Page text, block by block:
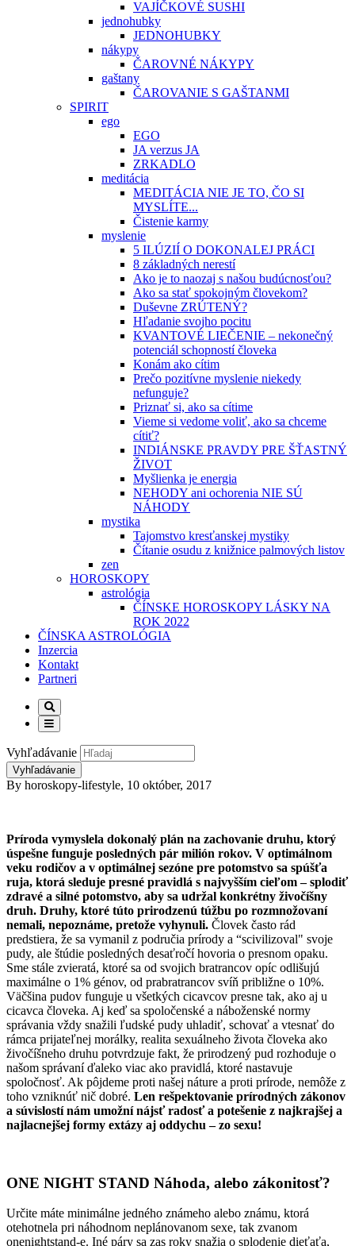
VAJÍČKOVÉ SUSHI
jednohubky
JEDNOHUBKY
nákypy
ČAROVNÉ NÁKYPY
gaštany
ČAROVANIE S GAŠTANMI
SPIRIT
ego
EGO
JA verzus JA
ZRKADLO
meditácia
MEDITÁCIA NIE JE TO, ČO SI
MYSLÍTE...
Čistenie karmy
myslenie
5 ILÚZIÍ O DOKONALEJ PRÁCI
8 základných nerestí
Ako je to naozaj s našou budúcnosťou?
Ako sa stať spokojným človekom?
Duševne ZRÚTENÝ?
Hľadanie svojho pocitu
KVANTOVÉ LIEČENIE – nekonečný
potenciál schopností človeka
Konám ako cítim
Prečo pozitívne myslenie niekedy
nefunguje?
Priznať si, ako sa cítime
Vieme si vedome voliť, ako sa chceme
cítiť?
INDIÁNSKE PRAVDY PRE ŠŤASTNÝ
ŽIVOT
Myšlienka je energia
NEHODY ani ochorenia NIE SÚ
NÁHODY
mystika
Tajomstvo kresťanskej mystiky
Čítanie osudu z knižnice palmových listov
zen
HOROSKOPY
astrológia
ČÍNSKE HOROSKOPY LÁSKY NA
ROK 2022
ČÍNSKA ASTROLÓGIA
Inzercia
Kontakt
Partneri
Vyhľadávanie
By horoskopy-lifestyle, 10 október, 2017
Príroda vymyslela dokonalý plán na zachovanie druhu, ktorý
úspešne funguje posledných pár milión rokov. V optimálnom
veku rodičov a v optimálnej sezóne pre potomstvo sa spúšťa
ruja, ktorá sleduje presné pravidlá s najvyšším cieľom – splodiť
zdravé a silné potomstvo, aby sa udržal konkrétny živočíšny
druh. Druhy, ktoré túto prirodzenú túžbu po rozmnožovaní
nemali, nepoznáme, pretože vyhynuli. Človek často rád
predstiera, že sa vymanil z područia prírody a “scivilizoval" svoje
pudy, ale štúdie posledných desaťročí hovoria o presnom opaku.
Sme stále zvieratá, ktoré sa od svojich bratrancov opíc odlišujú
maximálne o 1% génov, od prabratrancov svíň približne o 10%.
Väčšina pudov funguje u všetkých cicavcov presne tak, ako aj u
cicavca človeka. Aj keď sa spoločenské a náboženské normy
správania vždy snažili ľudské pudy uhladiť, schovať a vtesnať do
rámca prijateľnej morálky, realita sexuálneho života človeka ako
živočíšneho druhu potvrdzuje fakt, že prirodzený pud rozhoduje o
našom správaní ďaleko viac ako pravidlá, ktoré nastavuje
spoločnosť. Ak pôjdeme proti našej náture a proti prírode, nemôže z
toho vzniknúť nič dobré. Len rešpektovanie prírodných zákonov
a súvislostí nám umožní nájsť radosť a potešenie z najkrajšej a
najlacnejšej formy extázy aj oddychu – zo sexu!
ONE NIGHT STAND Náhoda, alebo zákonitosť?
Určite máte minimálne jedného známeho alebo známu, ktorá
otehotnela pri náhodnom neplánovanom sexe, tak zvanom
onenightstand-e. Iné páry sa zas roky snažia o splodenie dieťaťa,